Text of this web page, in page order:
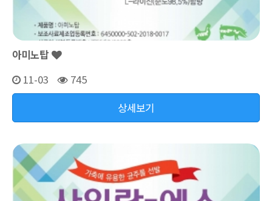
아미노탑
11-03
745
상세보기